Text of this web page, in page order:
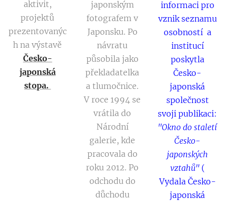
aktivit,
projektů
prezentovanýc
h na výstavě
Česko-
japonská
stopa.
japonským
fotografem v
Japonsku. Po
návratu
působila jako
překladatelka
a tlumočnice.
V roce 1994 se
vrátila do
Národní
galerie, kde
pracovala do
roku 2012. Po
odchodu do
důchodu
informaci pro
vznik seznamu
osobností a
institucí
poskytla
Česko-
japonská
společnost
svoji publikaci:
"Okno do staletí
Česko-
japonských
vztahů"(
Vydala Česko-
japonská